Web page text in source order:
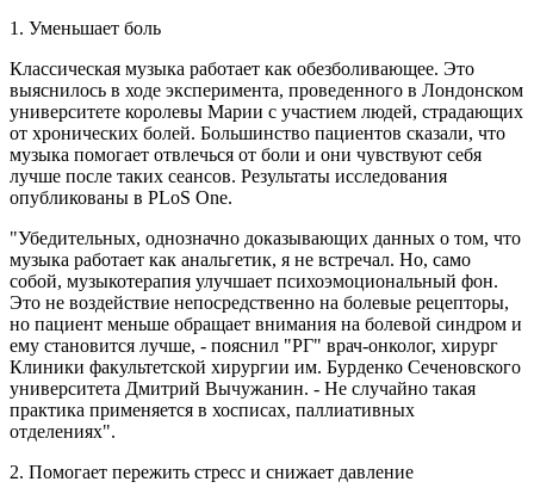
1. Уменьшает боль
Классическая музыка работает как обезболивающее. Это
выяснилось в ходе эксперимента, проведенного в Лондонском
университете королевы Марии с участием людей, страдающих
от хронических болей. Большинство пациентов сказали, что
музыка помогает отвлечься от боли и они чувствуют себя
лучше после таких сеансов. Результаты исследования
опубликованы в PLoS One.
"Убедительных, однозначно доказывающих данных о том, что
музыка работает как анальгетик, я не встречал. Но, само
собой, музыкотерапия улучшает психоэмоциональный фон.
Это не воздействие непосредственно на болевые рецепторы,
но пациент меньше обращает внимания на болевой синдром и
ему становится лучше, - пояснил "РГ" врач-онколог, хирург
Клиники факультетской хирургии им. Бурденко Сеченовского
университета Дмитрий Вычужанин. - Не случайно такая
практика применяется в хосписах, паллиативных
отделениях".
2. Помогает пережить стресс и снижает давление